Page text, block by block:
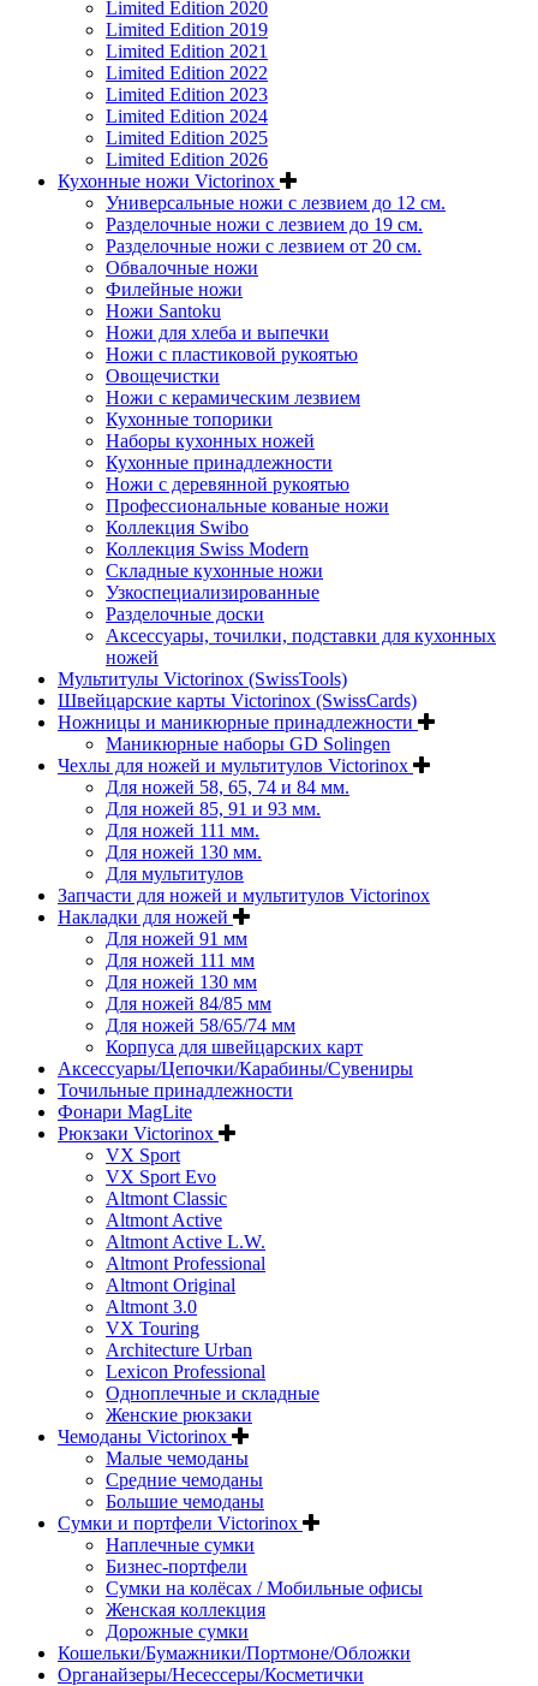
Limited Edition 2020
Limited Edition 2019
Limited Edition 2021
Limited Edition 2022
Limited Edition 2023
Limited Edition 2024
Limited Edition 2025
Limited Edition 2026
Кухонные ножи Victorinox
Универсальные ножи с лезвием до 12 см.
Разделочные ножи с лезвием до 19 см.
Разделочные ножи с лезвием от 20 см.
Обвалочные ножи
Филейные ножи
Ножи Santoku
Ножи для хлеба и выпечки
Ножи с пластиковой рукоятью
Овощечистки
Ножи с керамическим лезвием
Кухонные топорики
Наборы кухонных ножей
Кухонные принадлежности
Ножи с деревянной рукоятью
Профессиональные кованые ножи
Коллекция Swibo
Коллекция Swiss Modern
Складные кухонные ножи
Узкоспециализированные
Разделочные доски
Аксессуары, точилки, подставки для кухонных
ножей
Мультитулы Victorinox (SwissTools)
Швейцарские карты Victorinox (SwissCards)
Ножницы и маникюрные принадлежности
Маникюрные наборы GD Solingen
Чехлы для ножей и мультитулов Victorinox
Для ножей 58, 65, 74 и 84 мм.
Для ножей 85, 91 и 93 мм.
Для ножей 111 мм.
Для ножей 130 мм.
Для мультитулов
Запчасти для ножей и мультитулов Victorinox
Накладки для ножей
Для ножей 91 мм
Для ножей 111 мм
Для ножей 130 мм
Для ножей 84/85 мм
Для ножей 58/65/74 мм
Корпуса для швейцарских карт
Аксессуары/Цепочки/Карабины/Сувениры
Точильные принадлежности
Фонари MagLite
Рюкзаки Victorinox
VX Sport
VX Sport Evo
Altmont Classic
Altmont Active
Altmont Active L.W.
Altmont Professional
Altmont Original
Altmont 3.0
VX Touring
Architecture Urban
Lexicon Professional
Одноплечные и складные
Женские рюкзаки
Чемоданы Victorinox
Малые чемоданы
Средние чемоданы
Большие чемоданы
Сумки и портфели Victorinox
Наплечные сумки
Бизнес-портфели
Сумки на колёсах / Мобильные офисы
Женская коллекция
Дорожные сумки
Кошельки/Бумажники/Портмоне/Обложки
Органайзеры/Несессеры/Косметички